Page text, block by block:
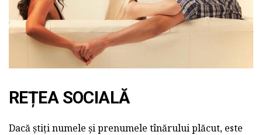
REȚEA SOCIALĂ
Dacă știți numele și prenumele tînărului plăcut, este